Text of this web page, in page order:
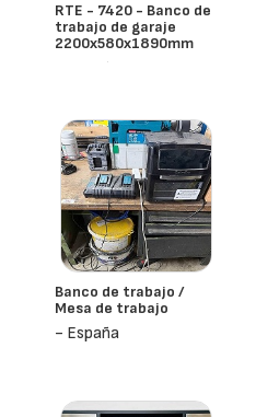
RTE - 7420 - Banco de
trabajo de garaje
2200x580x1890mm
- España
Banco de trabajo /
Mesa de trabajo
- España